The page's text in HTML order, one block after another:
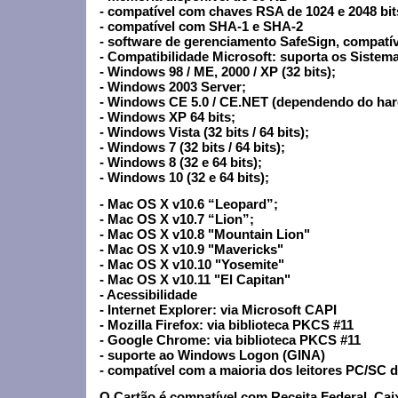
- compatível com chaves RSA de 1024 e 2048
- compatível com SHA-1 e SHA-2
- software de gerenciamento SafeSign,
- Compatibilidade Microsoft: suporta os
- Windows 98 / ME, 2000 / XP (32 bits);
- Windows 2003 Server;
- Windows CE 5.0 / CE.NET (dependendo do
- Windows XP 64 bits;
- Windows Vista (32 bits / 64 bits);
- Windows 7 (32 bits / 64 bits);
- Windows 8 (32 e 64 bits);
- Windows 10 (32 e 64 bits);
- Mac OS X v10.6 “Leopard”;
- Mac OS X v10.7 “Lion”;
- Mac OS X v10.8 "Mountain Lion"
- Mac OS X v10.9 "Mavericks"
- Mac OS X v10.10 "Yosemite"
- Mac OS X v10.11 "El Capitan"
- Acessibilidade
- Internet Explorer: via Microsoft CAPI
- Mozilla Firefox: via biblioteca PKCS #11
- Google Chrome: via biblioteca PKCS #11
- suporte ao Windows Logon (GINA)
- compatível com a maioria dos leitores PC/SC